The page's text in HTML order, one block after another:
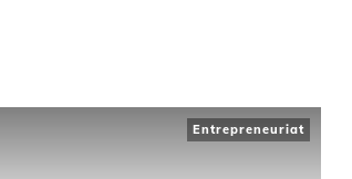
Entrepreneuriat